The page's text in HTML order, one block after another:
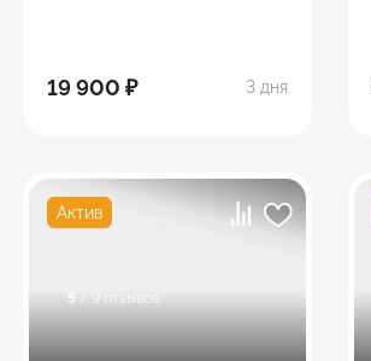
19 900 ₽ 3 дня
Актив
5 / 9 отзывов